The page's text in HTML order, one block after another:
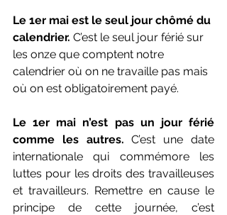
Le 1er mai est le seul jour chômé du
calendrier. C’est le seul jour férié sur
les onze que comptent notre
calendrier où on ne travaille pas mais
où on est obligatoirement payé.
Le 1er mai n’est pas un jour férié
comme les autres. C’est une date
internationale qui commémore les
luttes pour les droits des travailleuses
et travailleurs. Remettre en cause le
principe de cette journée, c’est